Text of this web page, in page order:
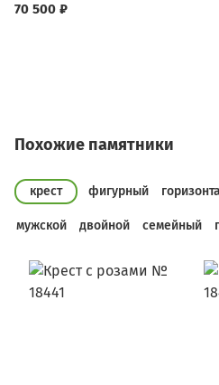
70 500 ₽
Похожие памятники
крест фигурный
мужской двойной семейный